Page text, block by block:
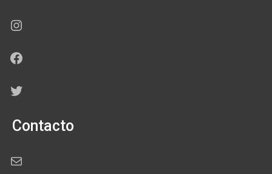
Instagram
Facebook
Twitter
Contacto
Correo electrónico